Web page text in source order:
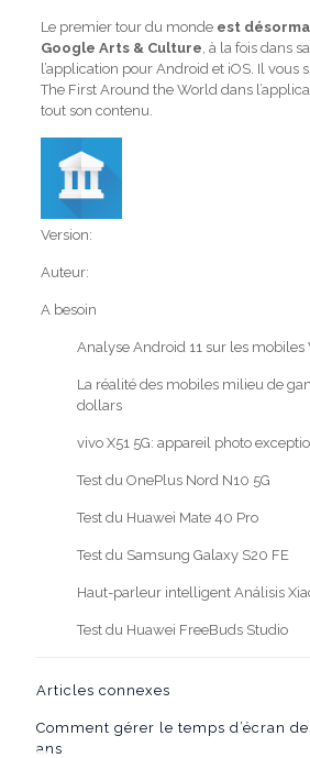
Le premier tour du monde est
Google Arts & Culture, à la fois dans
l’application pour Android et iOS. Il vous
The First Around the World dans
tout son contenu.
Version:
Auteur:
A besoin
Analyse Android 11 sur les mobiles
La réalité des mobiles milieu de
dollars
vivo X51 5G: appareil photo
Test du OnePlus Nord N10 5G
Test du Huawei Mate 40 Pro
Test du Samsung Galaxy S20 FE
Haut-parleur intelligent Análisis
Test du Huawei FreeBuds Studio
Articles connexes
Comment gérer le temps d’écran
ans